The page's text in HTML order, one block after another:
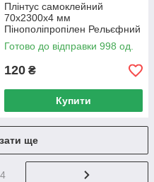
Плінтус самоклейний
70х2300х4 мм
Пінополіпропілен Рельєфний
Білий, Плінтус ПВХ 70 мм
Білий
Готово до відправки 998 од.
120 ₴
Купити
ще